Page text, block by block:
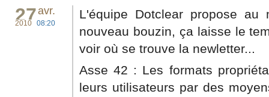
27avr.
2010 08:20
L'équipe Dotclear propose
nouveau bouzin, ça laisse le
voir où se trouve la newletter...
Asse 42 : Les formats
leurs utilisateurs par des